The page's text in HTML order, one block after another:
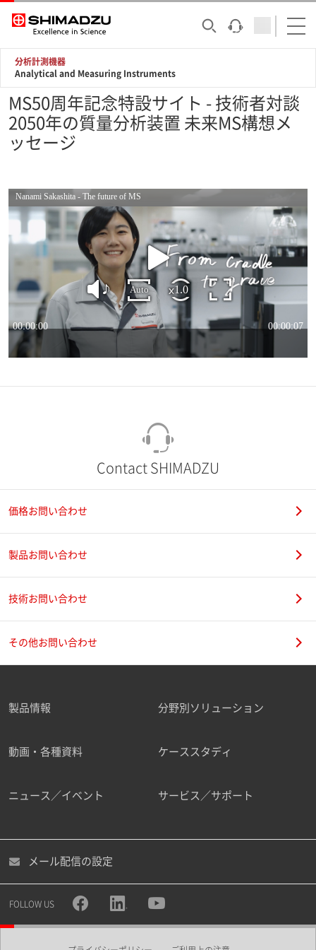
分析計測機器
Analytical and Measuring Instruments
MS50周年記念特設サイト - 技術者対談
2050年の質量分析装置 未来MS構想メ
ッセージ
Contact SHIMADZU
価格お問い合わせ
製品お問い合わせ
技術お問い合わせ
その他お問い合わせ
製品情報 分野別ソリューション
動画・各種資料 ケーススタディ
ニュース／イベント サービス／サポート
メール配信の設定
FOLLOW US